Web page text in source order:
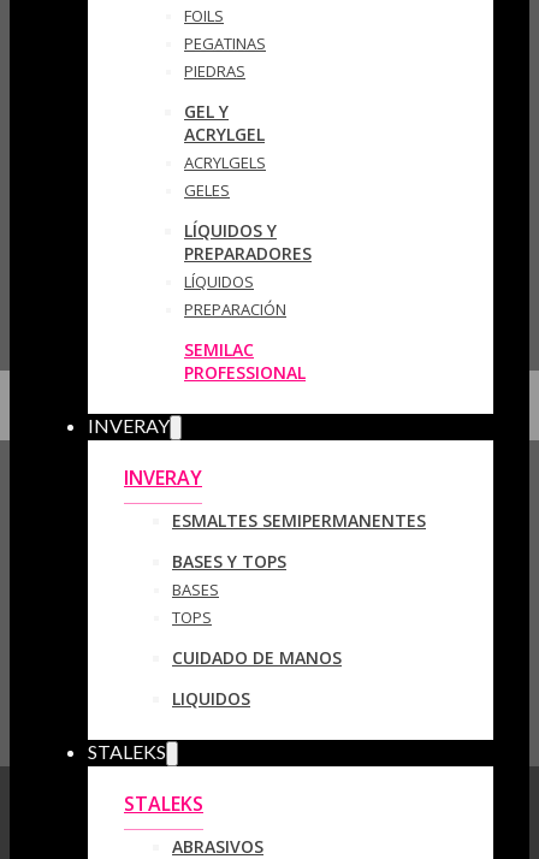
FOILS
PEGATINAS
PIEDRAS
GEL Y
ACRYLGEL
ACRYLGELS
GELES
LÍQUIDOS Y
PREPARADORES
LÍQUIDOS
PREPARACIÓN
SEMILAC
PROFESSIONAL
INVERAY
INVERAY
ESMALTES SEMIPERMANENTES
BASES Y TOPS
BASES
TOPS
CUIDADO DE MANOS
LIQUIDOS
STALEKS
STALEKS
ABRASIVOS